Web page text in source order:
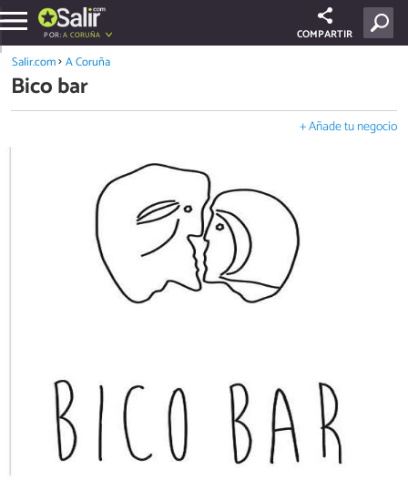
POR:A CORUÑA COMPARTIR
Salir.com A Coruña
Bico bar
+ Añade tu negocio